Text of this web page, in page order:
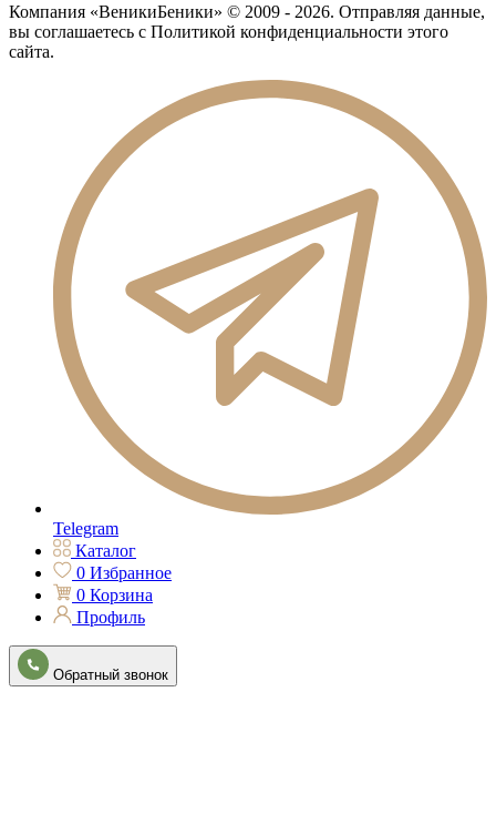
Компания «ВеникиБеники» © 2009 - 2026. Отправляя данные,
вы соглашаетесь с Политикой конфиденциальности этого
сайта.
Telegram
Каталог
0 Избранное
0 Корзина
Профиль
Обратный звонок